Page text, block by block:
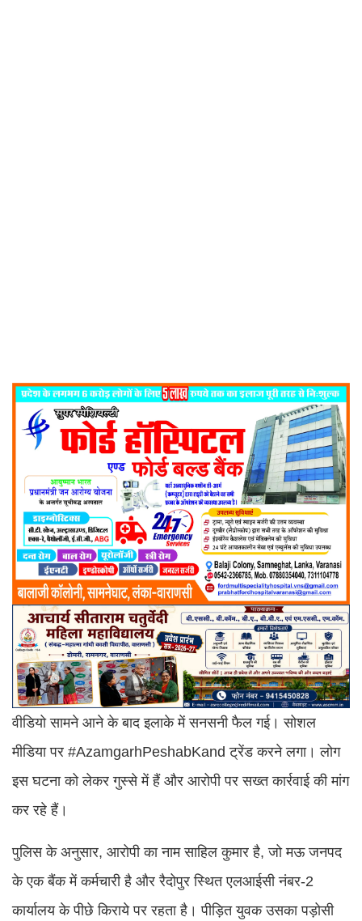
वीडियो सामने आने के बाद इलाके में सनसनी फैल गई। सोशल
मीडिया पर #AzamgarhPeshabKand ट्रेंड करने लगा। लोग
इस घटना को लेकर गुस्से में हैं और आरोपी पर सख्त कार्रवाई की मांग
कर रहे हैं।
पुलिस के अनुसार, आरोपी का नाम साहिल कुमार है, जो मऊ जनपद
के एक बैंक में कर्मचारी है और रैदोपुर स्थित एलआईसी नंबर-2
कार्यालय के पीछे किराये पर रहता है। पीड़ित युवक उसका पड़ोसी